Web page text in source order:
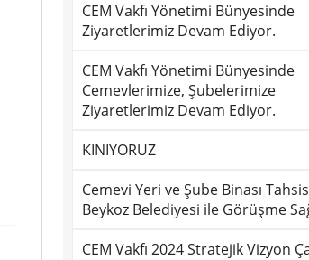
CEM Vakfı Yönetimi Bünyesinde
Ziyaretlerimiz Devam Ediyor.
CEM Vakfı Yönetimi Bünyesinde
Cemevlerimize, Şubelerimize
Ziyaretlerimiz Devam Ediyor.
KINIYORUZ
Cemevi Yeri ve Şube Binası
Beykoz Belediyesi ile Görüşme
CEM Vakfı 2024 Stratejik Vizyon